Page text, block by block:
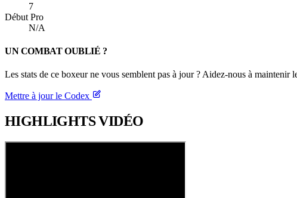
7
Début Pro
N/A
UN COMBAT OUBLIÉ ?
Les stats de ce boxeur ne vous semblent pas à jour ? Aidez-nous à
Mettre à jour le Codex
HIGHLIGHTSVIDÉO